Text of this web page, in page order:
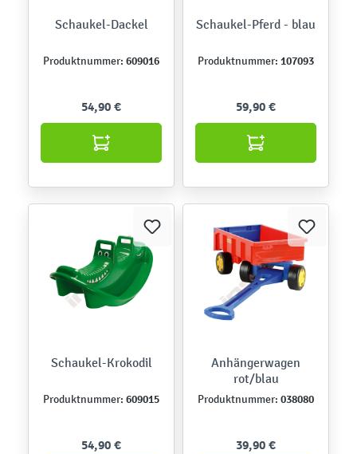
Schaukel-Dackel
Produktnummer: 609016
54,90 €
Schaukel-Pferd - blau
Produktnummer: 107093
59,90 €
Schaukel-Krokodil
Produktnummer: 609015
54,90 €
Anhängerwagen
rot/blau
Produktnummer: 038080
39,90 €